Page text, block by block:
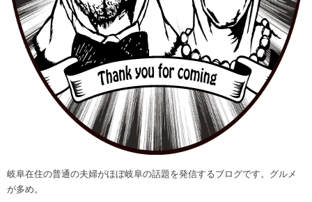
岐阜在住の普通の夫婦がほぼ岐阜の話題を発信するブログです。グルメ
が多め。